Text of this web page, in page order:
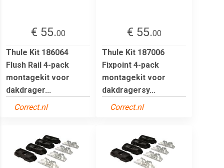
€ 55.00
Thule Kit 186064
Flush Rail 4-pack
montagekit voor
dakdrager...
Correct.nl
€ 55.00
Thule Kit 187006
Fixpoint 4-pack
montagekit voor
dakdragersy...
Correct.nl